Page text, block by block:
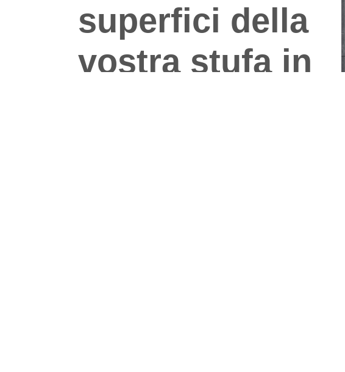
superfici della
vostra stufa in